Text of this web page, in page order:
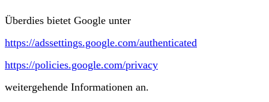
Überdies bietet Google unter
https://adssettings.google.com/authenticated
https://policies.google.com/privacy
weitergehende Informationen an.